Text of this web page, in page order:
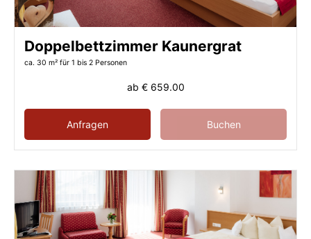
Doppelbettzimmer Kaunergrat
ca. 30 m² für 1 bis 2 Personen
ab € 659.00
Anfragen Buchen